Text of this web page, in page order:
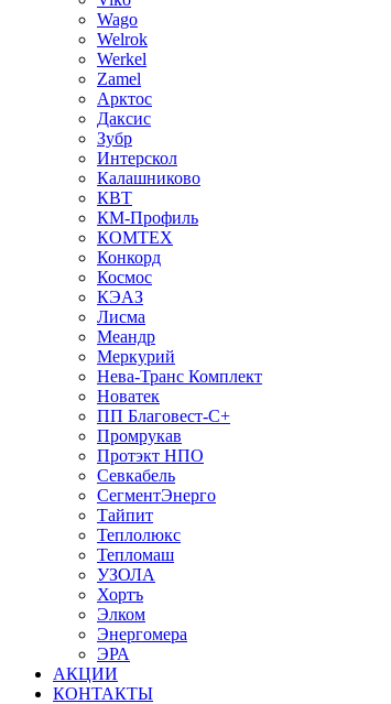
Wago
Welrok
Werkel
Zamel
Арктос
Даксис
Зубр
Интерскол
Калашниково
КВТ
КМ-Профиль
КОМТЕХ
Конкорд
Космос
КЭАЗ
Лисма
Меандр
Меркурий
Нева-Транс Комплект
Новатек
ПП Благовест-С+
Промрукав
Протэкт НПО
Севкабель
СегментЭнерго
Тайпит
Теплолюкс
Тепломаш
УЗОЛА
Хортъ
Элком
Энергомера
ЭРА
АКЦИИ
КОНТАКТЫ